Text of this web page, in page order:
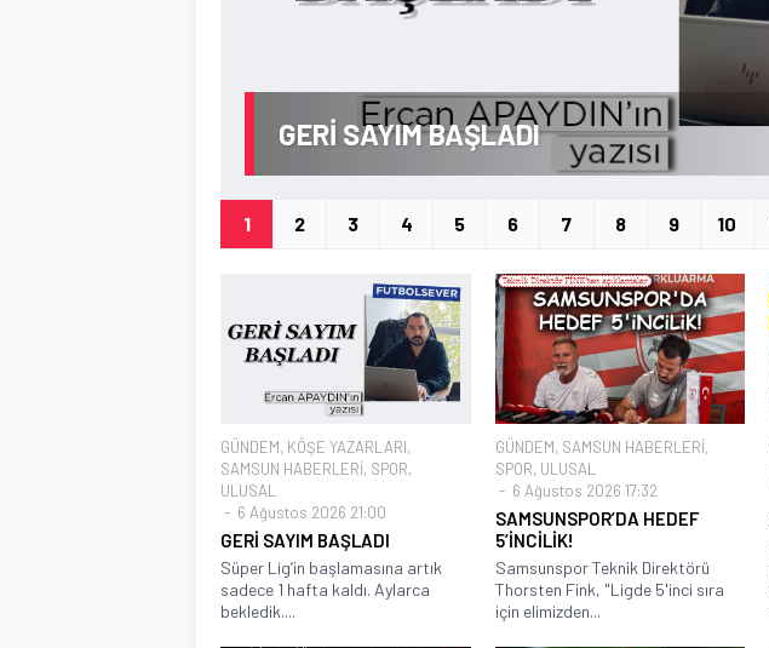
GERİ SAYIM BAŞLADI
1 2 3 4 5 6 7 8 9 10
GÜNDEM, KÖŞE YAZARLARI,
SAMSUN HABERLERİ, SPOR,
ULUSAL
6 Ağustos 2026 21:00
GERİ SAYIM BAŞLADI
Süper Lig’in başlamasına artık
sadece 1 hafta kaldı. Aylarca
bekledik....
GÜNDEM, SAMSUN HABERLERİ,
SPOR, ULUSAL
6 Ağustos 2026 17:32
SAMSUNSPOR’DA HEDEF
5’İNCİLİK!
Samsunspor Teknik Direktörü
Thorsten Fink, "Ligde 5'inci sıra
için elimizden...